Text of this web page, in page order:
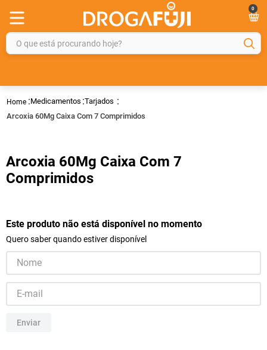
0
O que está procurando hoje?
Medicamentos Tarjados
Arcoxia 60Mg Caixa Com 7 Comprimidos
Arcoxia 60Mg Caixa Com 7
Comprimidos
Este produto não está disponível no momento
Quero saber quando estiver disponível
Enviar
2
gelmax
rosuvastatina 20mg
5º
protetor solar
8º
fraldas geriátricas
10º tadalafila